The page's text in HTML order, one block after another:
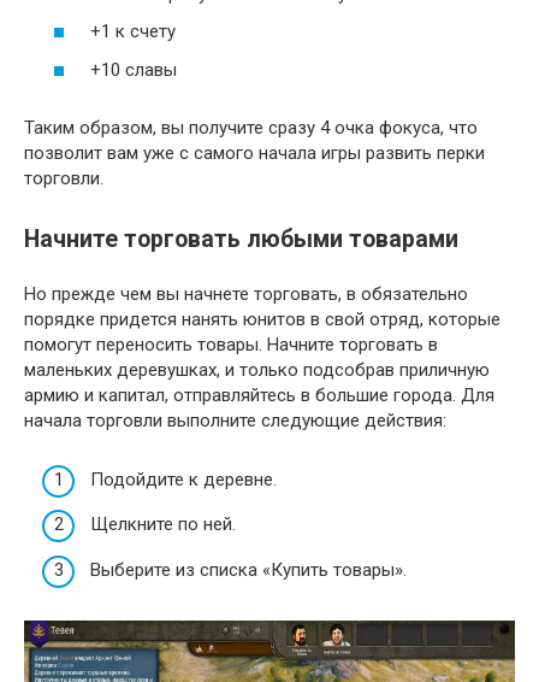
+1 к счету
+10 славы
Таким образом, вы получите сразу 4 очка фокуса, что
позволит вам уже с самого начала игры развить перки
торговли.
Начните торговать любыми товарами
Но прежде чем вы начнете торговать, в обязательно
порядке придется нанять юнитов в свой отряд, которые
помогут переносить товары. Начните торговать в
маленьких деревушках, и только подсобрав приличную
армию и капитал, отправляйтесь в большие города. Для
начала торговли выполните следующие действия:
Подойдите к деревне.
Щелкните по ней.
Выберите из списка «Купить товары».